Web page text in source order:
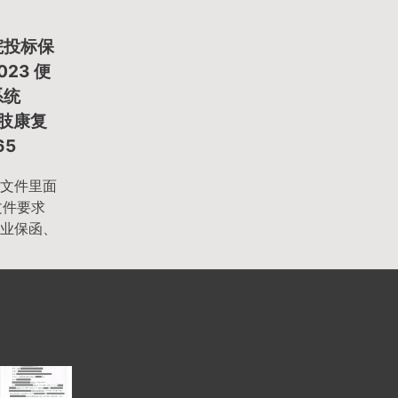
标保
便
康复
件里面
要求
保函、